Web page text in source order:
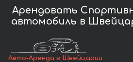
Арендовать
автомобиль в
Авто-Аренда в Швейцарии